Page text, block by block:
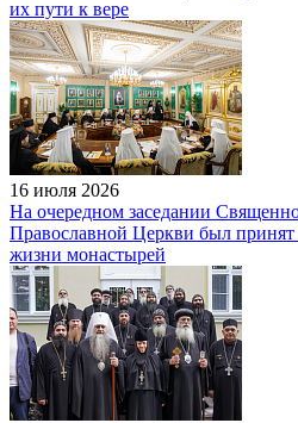
их пути к вере
16 июля 2026
На очередном заседании
Православной Церкви был
жизни монастырей